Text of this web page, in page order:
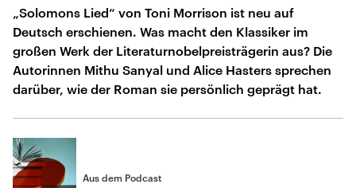
„Solomons Lied“ von Toni Morrison ist neu auf
Deutsch erschienen. Was macht den Klassiker im
großen Werk der Literaturnobelpreisträgerin aus? Die
Autorinnen Mithu Sanyal und Alice Hasters sprechen
darüber, wie der Roman sie persönlich geprägt hat.
Aus dem Podcast